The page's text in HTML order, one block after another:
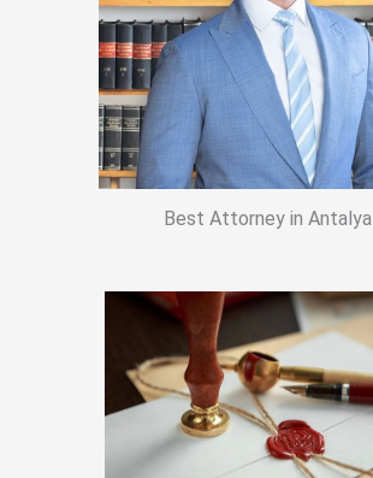
Best Attorney in Antalya